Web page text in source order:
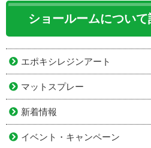
ショールームについ
エポキシレジンアート
マットスプレー
新着情報
イベント・キャンペーン